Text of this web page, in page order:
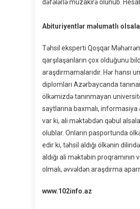
dəfələrlə müzakirə olunub.
Abituriyentlər məlumatlı
Təhsil eksperti Qoşqar
qarşılaşanların çox olduğunu
araşdırmamalarıdır. Hər
diplomları Azərbaycanda
ölkəmizdə tanınmayan
saytlarına baxmalı,
var ki, ali məktəbdən qəbul
olublar. Onların pasportunda
edir ki, təhsil aldığı ölkənin
aldığı ali məktəbin
olmalı, əvvəldən araşdırma
www.102info.az